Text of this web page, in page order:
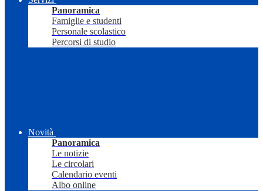
Panoramica
Famiglie e studenti
Personale scolastico
Percorsi di studio
Novità
Panoramica
Le notizie
Le circolari
Calendario eventi
Albo online